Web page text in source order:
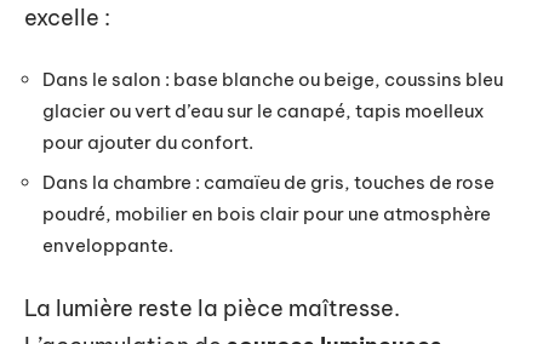
excelle :
Dans le salon : base blanche ou beige, coussins bleu
glacier ou vert d’eau sur le canapé, tapis moelleux
pour ajouter du confort.
Dans la chambre : camaïeu de gris, touches de rose
poudré, mobilier en bois clair pour une atmosphère
enveloppante.
La lumière reste la pièce maîtresse.